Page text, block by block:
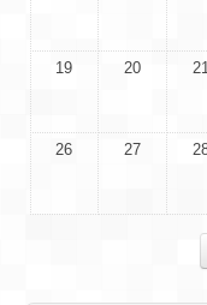
19 20
26 27